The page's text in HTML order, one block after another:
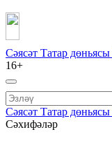
Сәясәт Татар дөньясы
16+
Сәясәт Татар дөньясы
Сәхифәләр